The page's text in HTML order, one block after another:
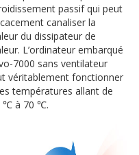
passif qui peut
canaliser la
du dissipateur de
L’ordinateur embarqué
7000 sans ventilateur
véritablement fonctionner
températures allant de
℃ à 70 ℃.